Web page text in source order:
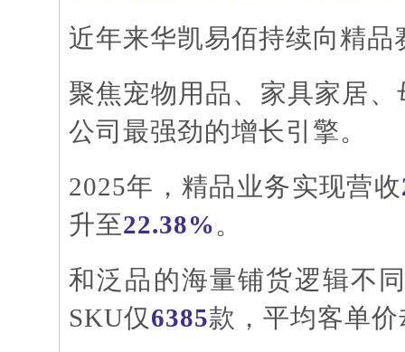
近年来华凯易佰持续向精
聚焦宠物用品、家具家居
公司最强劲的增长引擎。
2025年，精品业务实现营收
升至22.38%。
和泛品的海量铺货逻辑不
SKU仅6385款，平均客单